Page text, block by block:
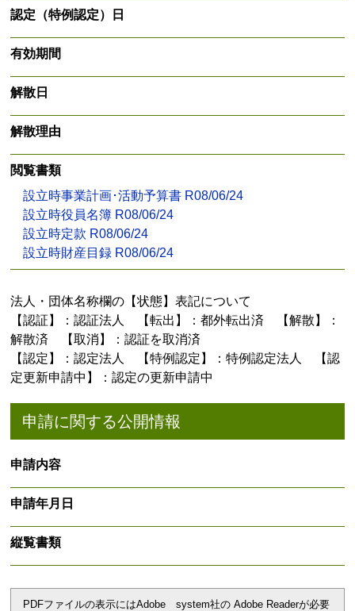
認定（特例認定）日
有効期間
解散日
解散理由
閲覧書類
設立時事業計画･活動予算書 R08/06/24
設立時役員名簿 R08/06/24
設立時定款 R08/06/24
設立時財産目録 R08/06/24
法人・団体名称欄の【状態】表記について
【認証】：認証法人 【転出】：都外転出済 【解散】：
解散済 【取消】：認証を取消済
【認定】：認定法人 【特例認定】：特例認定法人 【認
定更新申請中】：認定の更新申請中
申請に関する公開情報
申請内容
申請年月日
縦覧書類
PDFファイルの表示にはAdobe system社の Adobe Readerが必要